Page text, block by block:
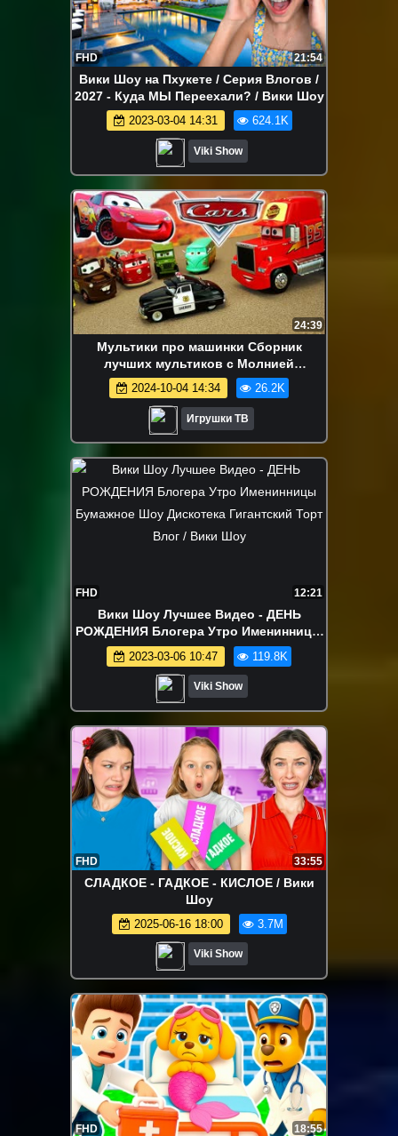
FHD 21:54
Вики Шоу на Пхукете / Серия Влогов /
2027 - Куда МЫ Переехали? / Вики Шоу
2023-03-04 14:31 624.1K
Viki Show
24:39
Мультики про машинки Сборник
лучших мультиков с Молнией
Маквином и Монстр Трак машинками
2024-10-04 14:34 26.2K
Игрушки ТВ
FHD 12:21
Вики Шоу Лучшее Видео - ДЕНЬ
РОЖДЕНИЯ Блогера Утро Именинницы
Бумажное Шоу Дискотека Гигантский
Торт Влог / Вики Шоу
2023-03-06 10:47 119.8K
Viki Show
FHD 33:55
СЛАДКОЕ - ГАДКОЕ - КИСЛОЕ / Вики
Шоу
2025-06-16 18:00 3.7M
Viki Show
FHD 18:55